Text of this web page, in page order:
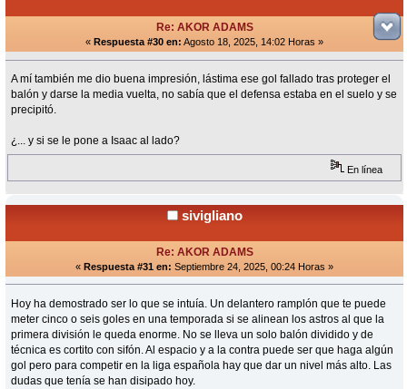
Re: AKOR ADAMS
« Respuesta #30 en: Agosto 18, 2025, 14:02 Horas »
A mí también me dio buena impresión, lástima ese gol fallado tras proteger el
balón y darse la media vuelta, no sabía que el defensa estaba en el suelo y se
precipitó.
¿... y si se le pone a Isaac al lado?
En línea
sivigliano
Re: AKOR ADAMS
« Respuesta #31 en: Septiembre 24, 2025, 00:24 Horas »
Hoy ha demostrado ser lo que se intuía. Un delantero ramplón que te puede
meter cinco o seis goles en una temporada si se alinean los astros al que la
primera división le queda enorme. No se lleva un solo balón dividido y de
técnica es cortito con sifón. Al espacio y a la contra puede ser que haga algún
gol pero para competir en la liga española hay que dar un nivel más alto. Las
dudas que tenía se han disipado hoy.